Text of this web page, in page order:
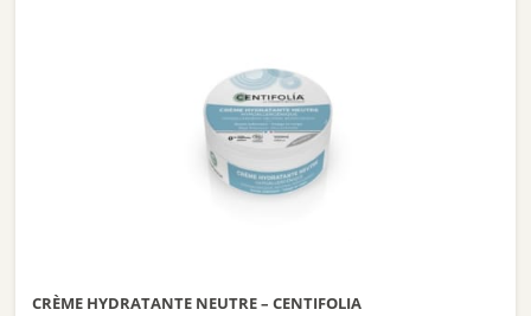
CRÈME HYDRATANTE NEUTRE – CENTIFOLIA